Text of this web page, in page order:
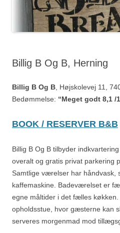
Billig B Og B, Herning
Billig B Og B, Højskolevej 11,
Bedømmelse: “Meget godt 8,1 /
BOOK / RESERVER B&B
Billig B Og B tilbyder
overalt og gratis privat parkering
Samtlige værelser har håndvask,
kaffemaskine. Badeværelset er
egne måltider i det fælles
opholdsstue, hvor gæsterne kan
serveres morgenmad mod